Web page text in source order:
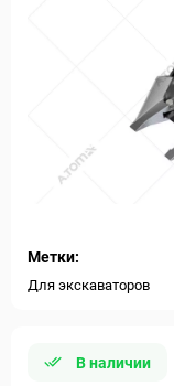
Метки:
Для экскаваторов
В наличии